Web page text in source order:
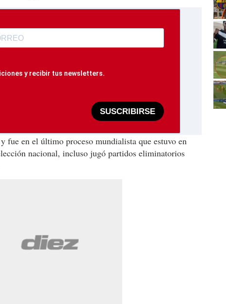
y recibir tus newsletters.
SUSCRIBIRSE
fue en el último proceso mundialista que estuvo en
nacional, incluso jugó partidos eliminatorios